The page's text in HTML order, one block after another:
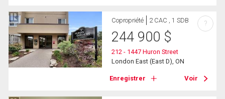
Copropriété 2 CAC , 1 SDB
244 900 $
212 - 1447 Huron Street
London East (East D), ON
Enregistrer Voir
?